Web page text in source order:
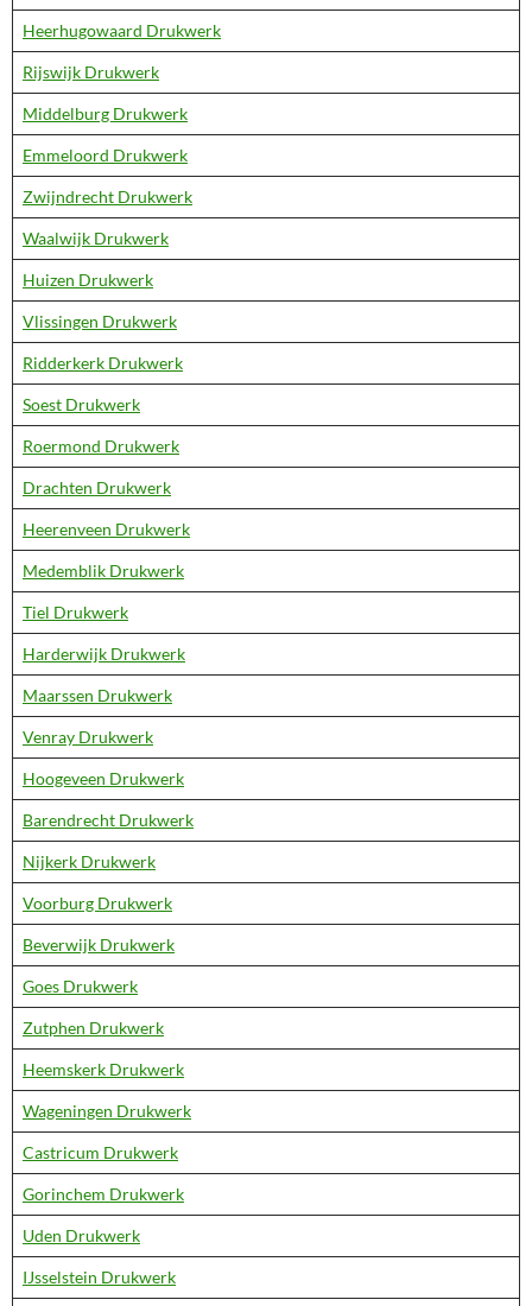
Heerhugowaard Drukwerk
Rijswijk Drukwerk
Middelburg Drukwerk
Emmeloord Drukwerk
Zwijndrecht Drukwerk
Waalwijk Drukwerk
Huizen Drukwerk
Vlissingen Drukwerk
Ridderkerk Drukwerk
Soest Drukwerk
Roermond Drukwerk
Drachten Drukwerk
Heerenveen Drukwerk
Medemblik Drukwerk
Tiel Drukwerk
Harderwijk Drukwerk
Maarssen Drukwerk
Venray Drukwerk
Hoogeveen Drukwerk
Barendrecht Drukwerk
Nijkerk Drukwerk
Voorburg Drukwerk
Beverwijk Drukwerk
Goes Drukwerk
Zutphen Drukwerk
Heemskerk Drukwerk
Wageningen Drukwerk
Castricum Drukwerk
Gorinchem Drukwerk
Uden Drukwerk
IJsselstein Drukwerk